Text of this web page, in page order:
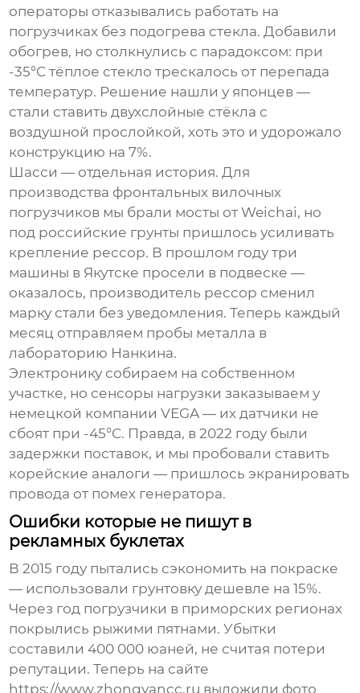
операторы отказывались работать на
погрузчиках без подогрева стекла. Добавили
обогрев, но столкнулись с парадоксом: при
-35°C тёплое стекло трескалось от перепада
температур. Решение нашли у японцев —
стали ставить двухслойные стёкла с
воздушной прослойкой, хоть это и удорожало
конструкцию на 7%.
Шасси — отдельная история. Для
производства фронтальных вилочных
погрузчиков мы брали мосты от Weichai, но
под российские грунты пришлось усиливать
крепление рессор. В прошлом году три
машины в Якутске просели в подвеске —
оказалось, производитель рессор сменил
марку стали без уведомления. Теперь каждый
месяц отправляем пробы металла в
лабораторию Нанкина.
Электронику собираем на собственном
участке, но сенсоры нагрузки заказываем у
немецкой компании VEGA — их датчики не
сбоят при -45°C. Правда, в 2022 году были
задержки поставок, и мы пробовали ставить
корейские аналоги — пришлось экранировать
провода от помех генератора.
Ошибки которые не пишут в
рекламных буклетах
В 2015 году пытались сэкономить на покраске
— использовали грунтовку дешевле на 15%.
Через год погрузчики в приморских регионах
покрылись рыжими пятнами. Убытки
составили 400 000 юаней, не считая потери
репутации. Теперь на сайте
https://www.zhongyancc.ru выложили фото